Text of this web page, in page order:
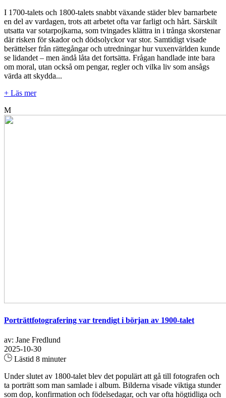
I 1700-talets och 1800-talets snabbt växande städer blev barnarbete
en del av vardagen, trots att arbetet ofta var farligt och hårt. Särskilt
utsatta var sotarpojkarna, som tvingades klättra in i trånga skorstenar
där risken för skador och dödsolyckor var stor. Samtidigt visade
berättelser från rättegångar och utredningar hur vuxenvärlden kunde
se lidandet – men ändå låta det fortsätta. Frågan handlade inte bara
om moral, utan också om pengar, regler och vilka liv som ansågs
värda att skydda...
+ Läs mer
M
Porträttfotografering var trendigt i början av 1900-talet
av: Jane Fredlund
2025-10-30
Lästid 8 minuter
Under slutet av 1800-talet blev det populärt att gå till fotografen och
ta porträtt som man samlade i album. Bilderna visade viktiga stunder
som dop, konfirmation och födelsedagar, och var ofta högtidliga och